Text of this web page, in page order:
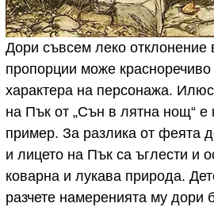
Дори съвсем леко отклонение
пропорции може красноречиво
характера на персонажа.
на Пък от „Сън в лятна нощ“ е
пример. За разлика от феята
и лицето на Пък са ъглести и
коварна и лукава природа.
разчете намеренията му дори